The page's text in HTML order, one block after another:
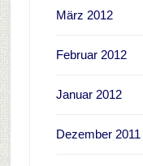
März 2012
Februar 2012
Januar 2012
Dezember 2011